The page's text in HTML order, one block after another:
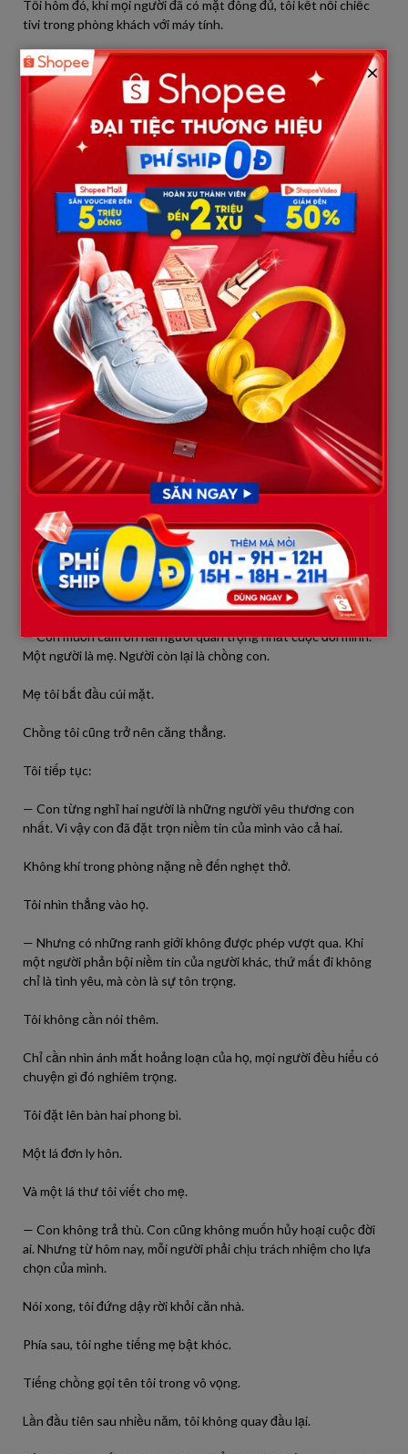
Tối hôm đó, khi mọi người đã có mặt đông đủ, tôi kết nối chiếc
tivi trong phòng khách với máy tính.
Mẹ tôi ngạc nhiên:
— Con định chiếu gì thế?
Tôi mỉm cười:
— Một đoạn video đặc biệt.
Màn hình bật sáng.
Không phải video ngoại tình.
Không phải camera bí mật.
Mà là hàng chục bức ảnh gia đình từ khi tôi còn nhỏ.
Ảnh mẹ bế tôi trong những ngày mưa gió.
Ảnh bố chở tôi đi học.
Ảnh sinh nhật tuổi lên mười.
Ảnh ngày tôi tốt nghiệp đại học.
Rồi đến ảnh đám cưới của tôi.
Cả căn phòng im lặng.
Tôi cầm micro nhỏ đã chuẩn bị sẵn.
— Con muốn cảm ơn hai người quan trọng nhất cuộc đời mình.
Một người là mẹ. Người còn lại là chồng con.
Mẹ tôi bắt đầu cúi mặt.
Chồng tôi cũng trở nên căng thẳng.
Tôi tiếp tục:
— Con từng nghĩ hai người là những người yêu thương con
nhất. Vì vậy con đã đặt trọn niềm tin của mình vào cả hai.
Không khí trong phòng nặng nề đến nghẹt thở.
Tôi nhìn thẳng vào họ.
— Nhưng có những ranh giới không được phép vượt qua. Khi
một người phản bội niềm tin của người khác, thứ mất đi không
chỉ là tình yêu, mà còn là sự tôn trọng.
Tôi không cần nói thêm.
Chỉ cần nhìn ánh mắt hoảng loạn của họ, mọi người đều hiểu có
chuyện gì đó nghiêm trọng.
Tôi đặt lên bàn hai phong bì.
Một lá đơn ly hôn.
Và một lá thư tôi viết cho mẹ.
— Con không trả thù. Con cũng không muốn hủy hoại cuộc đời
ai. Nhưng từ hôm nay, mỗi người phải chịu trách nhiệm cho lựa
chọn của mình.
Nói xong, tôi đứng dậy rời khỏi căn nhà.
Phía sau, tôi nghe tiếng mẹ bật khóc.
Tiếng chồng gọi tên tôi trong vô vọng.
Lần đầu tiên sau nhiều năm, tôi không quay đầu lại.
×